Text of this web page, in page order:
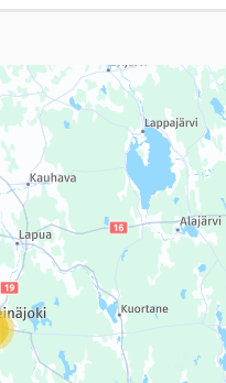
voi käyttää